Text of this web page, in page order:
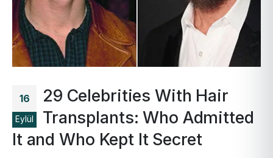
16
Eylül
29 Celebrities With Hair
Transplants: Who Admitted
It and Who Kept It Secret